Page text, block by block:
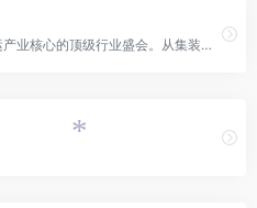
亚洲多式联运和集装箱航运产业核心的顶级行业盛会。从集装箱到冷链，从技术到追踪，多式联运的每个领域都在这里精彩呈现。